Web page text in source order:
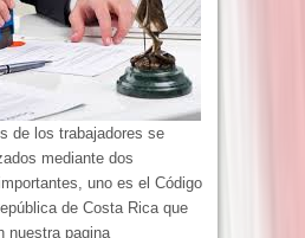
de los trabajadores se
mediante dos
uno es el Código
de Costa Rica que
nuestra pagina